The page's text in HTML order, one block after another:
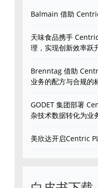
Balmain 借助
天味食品携手
理，实现创新效率跃
Brenntag 借助
业务的配方与合规的
GODET 集团部署
杂技术数据转化为业
美欣达开启Centric